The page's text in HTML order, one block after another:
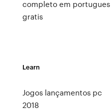
completo em portugues
gratis
Learn
Jogos lançamentos pc
2018